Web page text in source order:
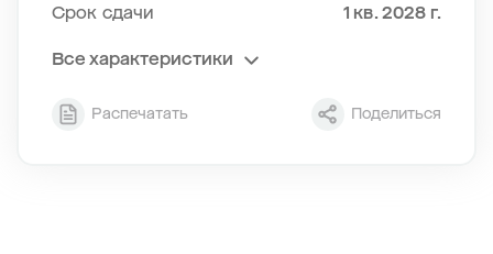
Срок сдачи
1 кв. 2028 г.
Все характеристики
Секция
2
Распечатать Поделиться